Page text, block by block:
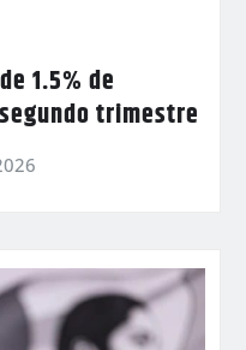
1.5% de
trimestre